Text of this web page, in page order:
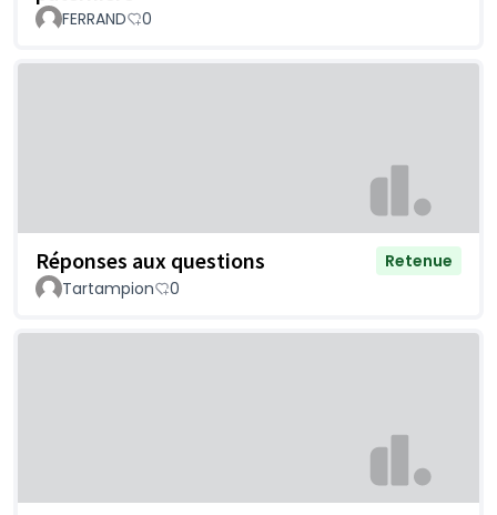
FERRAND 0
Réponses aux questions
Retenue
Tartampion
0